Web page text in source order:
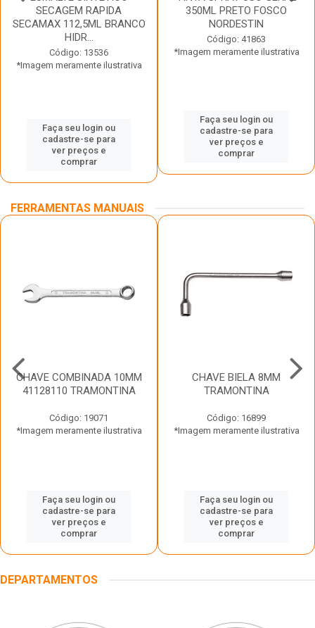
SECAGEM RAPIDA
SECAMAX 112,5ML BRANCO
HIDR...
Código: 13536
*Imagem meramente ilustrativa
Faça seu login ou
cadastre-se para
ver preços e
comprar
350ML PRETO FOSCO
NORDESTIN
Código: 41863
*Imagem meramente ilustrativa
Faça seu login ou
cadastre-se para
ver preços e
comprar
FERRAMENTAS MANUAIS
CHAVE COMBINADA 10MM
41128110 TRAMONTINA
Código: 19071
*Imagem meramente ilustrativa
Faça seu login ou
cadastre-se para
ver preços e
comprar
CHAVE BIELA 8MM
TRAMONTINA
Código: 16899
*Imagem meramente ilustrativa
Faça seu login ou
cadastre-se para
ver preços e
comprar
DEPARTAMENTOS